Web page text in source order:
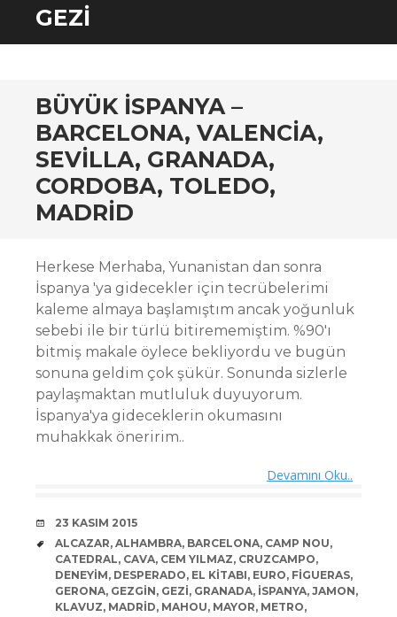
SKIP
TO
GEZI
BÜYÜK İSPANYA –
BARCELONA, VALENCIA,
SEVILLA, GRANADA,
CORDOBA, TOLEDO,
MADRID
Herkese Merhaba, Yunanistan dan sonra
İspanya 'ya gidecekler için tecrübelerimi
kaleme almaya başlamıştım ancak yoğunluk
sebebi ile bir türlü bitirememiştim. %90'ı
bitmiş makale öylece bekliyordu ve bugün
sonuna geldim çok şükür. Sonunda sizlerle
paylaşmaktan mutluluk duyuyorum.
İspanya'ya gideceklerin okumasını
muhakkak öneririm..
Devamını Oku..
DATE
23 KASIM 2015
TAGS
ALCAZAR, ALHAMBRA, BARCELONA, CAMP NOU,
CATEDRAL, CAVA, CEM YILMAZ, CRUZCAMPO,
DENEYIM, DESPERADO, EL KITABI, EURO, FIGUERAS,
GERONA, GEZGIN, GEZI, GRANADA, ISPANYA, JAMON,
KLAVUZ, MADRID, MAHOU, MAYOR, METRO,